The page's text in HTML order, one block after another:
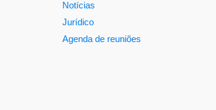
Notícias
Jurídico
Agenda de reuniões